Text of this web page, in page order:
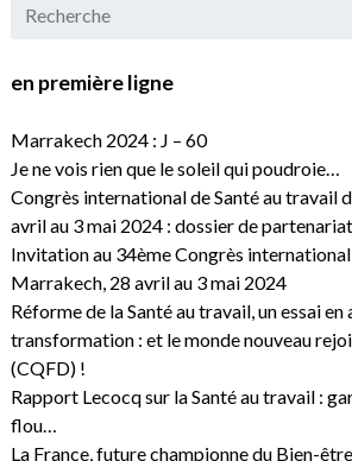
en première ligne
Marrakech 2024 : J – 60
Je ne vois rien que le soleil qui poudroie…
Congrès international de Santé au travail
avril au 3 mai 2024 : dossier de partenariat
Invitation au 34ème Congrès international
Marrakech, 28 avril au 3 mai 2024
Réforme de la Santé au travail, un essai
transformation : et le monde nouveau
(CQFD) !
Rapport Lecocq sur la Santé au travail :
flou…
La France, future championne du Bien-